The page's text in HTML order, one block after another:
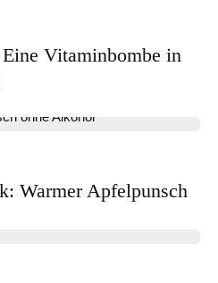
Vitaminbombe in
Warmer Apfelpunsch